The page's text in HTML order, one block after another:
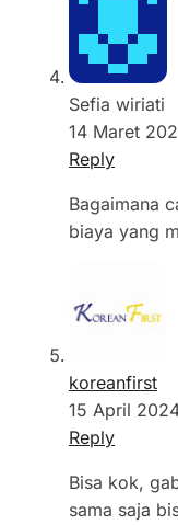
Sefia wiriati
14 Maret
Reply
Bagaimana
biaya yang
koreanfirst
15 April
Reply
Bisa kok,
sama saja